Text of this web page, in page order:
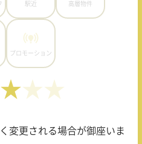
駅近 高層物件
プロモーション
変更される場合が御座いま